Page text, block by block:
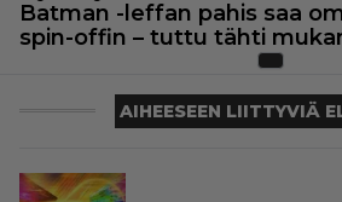
Batman -leffan pahis saa
spin-offin – tuttu tähti
AIHEESEEN LIITTYVIÄ